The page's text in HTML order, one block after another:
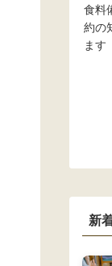
食料
約の
ます
新